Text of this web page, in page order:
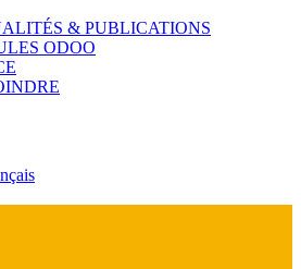
& PUBLICATIONS
ODOO